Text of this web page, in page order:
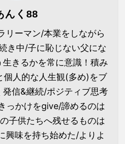
んく88
リーマン/本業をしながら
き中/子に恥じない父にな
きるかを常に意識！積み
個人的な人生観(多め)をブ
発信&継続/ポジティブ思考
っかけをgive/諦めるのは
子供たちへ残せるものは
興味を持ち始めた/よりよ